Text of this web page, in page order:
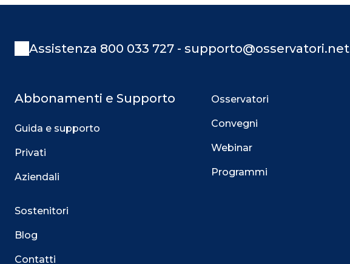
Assistenza 800 033 727 - supporto@osservatori.net
Abbonamenti e Supporto
Guida e supporto
Privati
Aziendali
Sostenitori
Blog
Contatti
Osservatori
Convegni
Webinar
Programmi